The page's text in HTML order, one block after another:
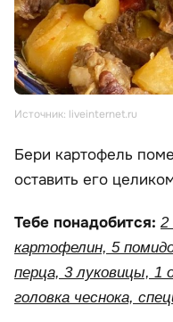
Источник: liveinternet.ru
Бери картофель
оставить его
Тебе понадобится: 2
картофелин, 5
перца, 3 луковицы, 1
головка чеснока,